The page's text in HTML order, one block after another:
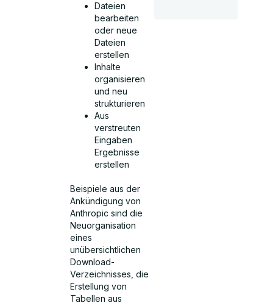
Dateien
bearbeiten
oder neue
Dateien
erstellen
Inhalte
organisieren
und neu
strukturieren
Aus
verstreuten
Eingaben
Ergebnisse
erstellen
Beispiele aus der
Ankündigung von
Anthropic sind die
Neuorganisation
eines
unübersichtlichen
Download-
Verzeichnisses, die
Erstellung von
Tabellen aus